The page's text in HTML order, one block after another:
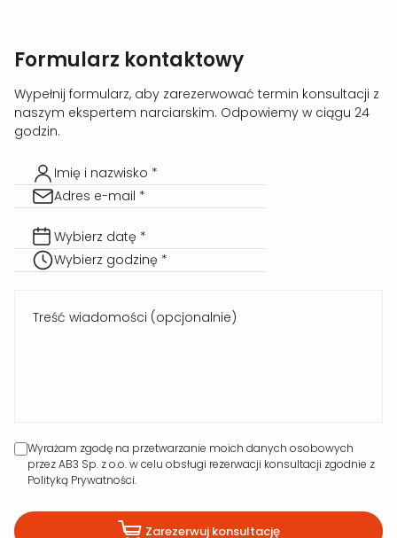
Formularz kontaktowy
Wypełnij formularz, aby zarezerwować termin konsultacji z
naszym ekspertem narciarskim. Odpowiemy w ciągu 24
godzin.
Wyrażam zgodę na przetwarzanie moich danych osobowych
przez AB3 Sp. z o.o. w celu obsługi rezerwacji konsultacji zgodnie z
Polityką Prywatności.
Zarezerwuj konsultację